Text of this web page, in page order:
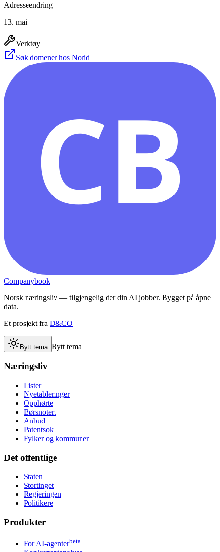
Adresseendring
13. mai
Verktøy
Søk domener hos Norid
CB
Companybook
Norsk næringsliv — tilgjengelig der din AI jobber. Bygget på åpne
data.
Et prosjekt fra D&CO
Bytt tema Bytt tema
Næringsliv
Lister
Nyetableringer
Opphørte
Børsnotert
Anbud
Patentsok
Fylker og kommuner
Det offentlige
Staten
Stortinget
Regjeringen
Politikere
Produkter
For AI-agenterbeta